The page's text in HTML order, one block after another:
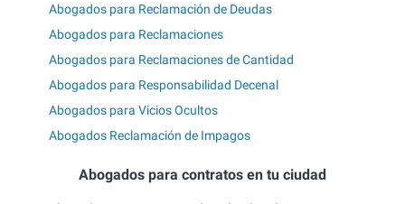
Abogados para Reclamación de Deudas
Abogados para Reclamaciones
Abogados para Reclamaciones de Cantidad
Abogados para Responsabilidad Decenal
Abogados para Vicios Ocultos
Abogados Reclamación de Impagos
Abogados para contratos en tu ciudad